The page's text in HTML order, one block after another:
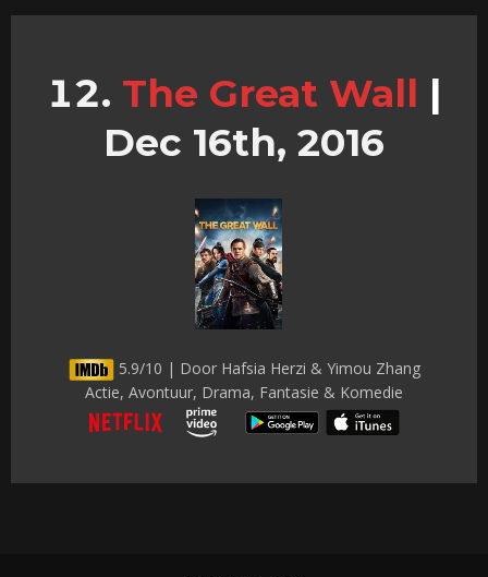
The Great Wall |
Dec 16th, 2016
5.9/10 | Door Hafsia Herzi & Yimou Zhang
Actie, Avontuur, Drama, Fantasie & Komedie